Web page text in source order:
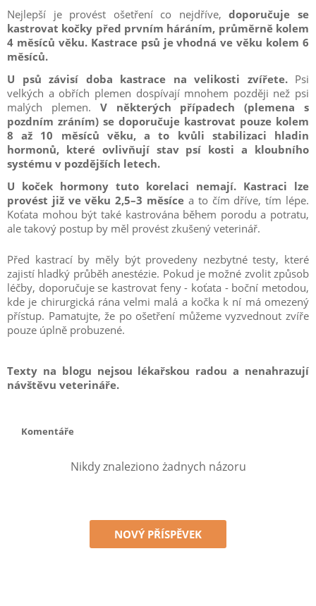
Nejlepší je provést ošetření co nejdříve,doporučuje se
kastrovat kočky před prvním háráním, průměrně kolem
4 měsíců věku. Kastrace psů je vhodná ve věku kolem 6
měsíců.
U psů závisí doba kastrace na velikosti zvířete. Psi
velkých a obřích plemen dospívají mnohem později než psi
malých plemen. V některých případech (plemena s
pozdním zráním) se doporučuje kastrovat pouze kolem
8 až 10 měsíců věku, a to kvůli stabilizaci hladin
hormonů, které ovlivňují stav psí kosti a kloubního
systému v pozdějších letech.
U koček hormony tuto korelaci nemají. Kastraci lze
provést již ve věku 2,5–3 měsíce a to čím dříve, tím lépe.
Koťata mohou být také kastrována během porodu a potratu,
ale takový postup by měl provést zkušený veterinář.
Před kastrací by měly být provedeny nezbytné testy, které
zajistí hladký průběh anestézie. Pokud je možné zvolit způsob
léčby, doporučuje se kastrovat feny - koťata - boční metodou,
kde je chirurgická rána velmi malá a kočka k ní má omezený
přístup. Pamatujte, že po ošetření můžeme vyzvednout zvíře
pouze úplně probuzené.
Texty na blogu nejsou lékařskou radou a nenahrazují
návštěvu veterináře.
Komentáře
Nikdy znaleziono żadnych názoru
NOVÝ PŘÍSPĚVEK